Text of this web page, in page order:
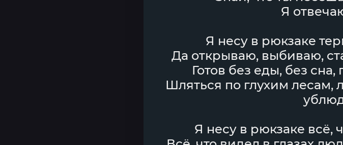
Я
Я несу в рюкзаке
Да открываю, выбиваю,
Готов без еды, без
Шляться по глухим лесам,
Я несу в рюкзаке всё,